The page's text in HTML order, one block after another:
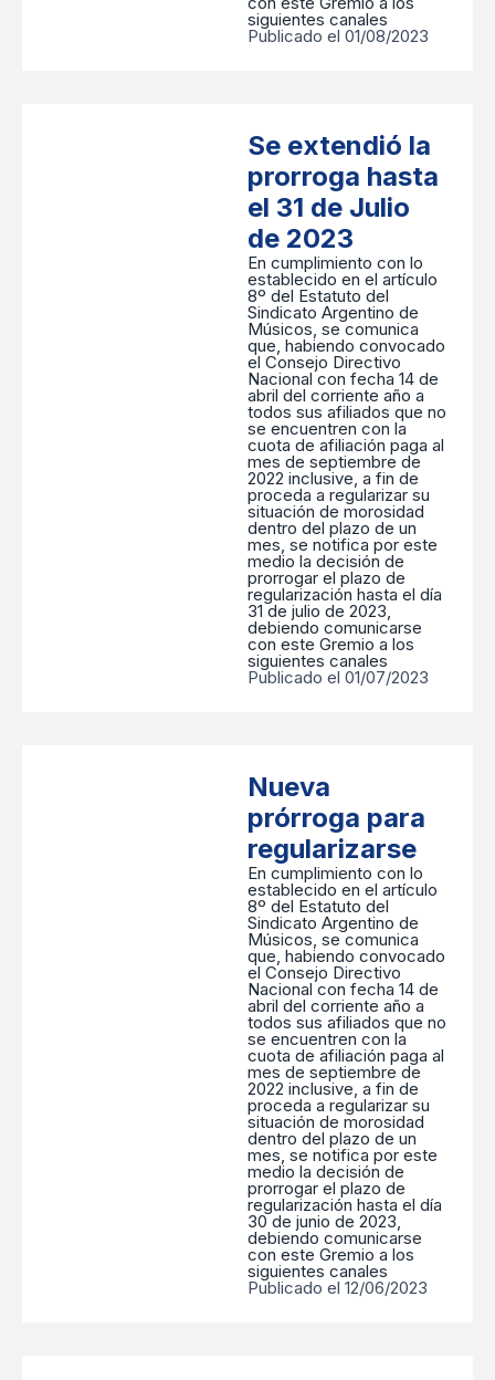
siguientes canales
Publicado el 01/08/2023
Se extendió la
prorroga hasta
el 31 de Julio
de 2023
En cumplimiento con lo
establecido en el artículo
8º del Estatuto del
Sindicato Argentino de
Músicos, se comunica
que, habiendo convocado
el Consejo Directivo
Nacional con fecha 14 de
abril del corriente año a
todos sus afiliados que no
se encuentren con la
cuota de afiliación paga al
mes de septiembre de
2022 inclusive, a fin de
proceda a regularizar su
situación de morosidad
dentro del plazo de un
mes, se notifica por este
medio la decisión de
prorrogar el plazo de
regularización hasta el día
31 de julio de 2023,
debiendo comunicarse
con este Gremio a los
siguientes canales
Publicado el 01/07/2023
Nueva
prórroga para
regularizarse
En cumplimiento con lo
establecido en el artículo
8º del Estatuto del
Sindicato Argentino de
Músicos, se comunica
que, habiendo convocado
el Consejo Directivo
Nacional con fecha 14 de
abril del corriente año a
todos sus afiliados que no
se encuentren con la
cuota de afiliación paga al
mes de septiembre de
2022 inclusive, a fin de
proceda a regularizar su
situación de morosidad
dentro del plazo de un
mes, se notifica por este
medio la decisión de
prorrogar el plazo de
regularización hasta el día
30 de junio de 2023,
debiendo comunicarse
con este Gremio a los
siguientes canales
Publicado el 12/06/2023